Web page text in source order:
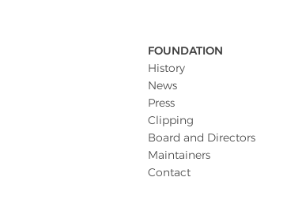
FOUNDATION
History
News
Press
Clipping
Board and Directors
Maintainers
Contact